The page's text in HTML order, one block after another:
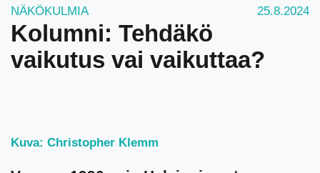
NÄKÖKULMIA 25.8.2024
Kolumni: Tehdäkö
vaikutus vai vaikuttaa?
Kuva: Christopher Klemm